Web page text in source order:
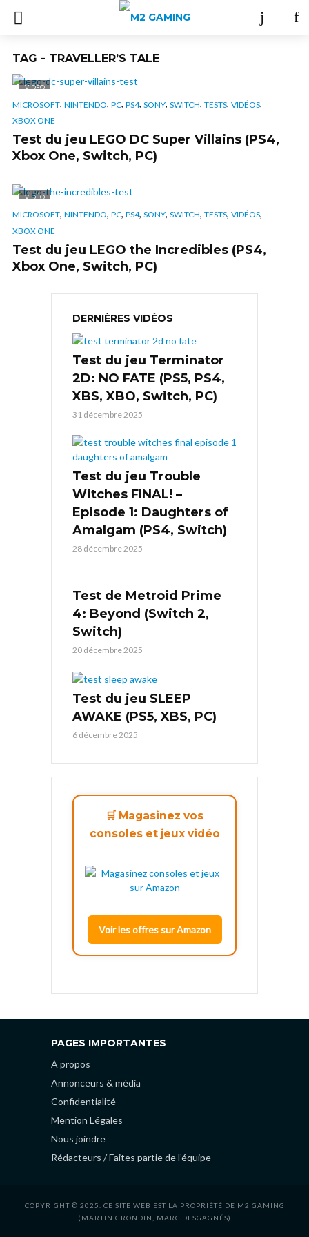
TAG - TRAVELLER’S TALE
VIDÉO
MICROSOFT, NINTENDO, PC, PS4, SONY, SWITCH, TESTS, VIDÉOS,
XBOX ONE
Test du jeu LEGO DC Super Villains (PS4,
Xbox One, Switch, PC)
VIDÉO
MICROSOFT, NINTENDO, PC, PS4, SONY, SWITCH, TESTS, VIDÉOS,
XBOX ONE
Test du jeu LEGO the Incredibles (PS4,
Xbox One, Switch, PC)
DERNIÈRES VIDÉOS
Test du jeu Terminator
2D: NO FATE (PS5, PS4,
XBS, XBO, Switch, PC)
31 décembre 2025
Test du jeu Trouble
Witches FINAL! –
Episode 1: Daughters of
Amalgam (PS4, Switch)
28 décembre 2025
Test de Metroid Prime
4: Beyond (Switch 2,
Switch)
20 décembre 2025
Test du jeu SLEEP
AWAKE (PS5, XBS, PC)
6 décembre 2025
🛒 Magasinez vos
consoles et jeux vidéo
Voir les offres sur Amazon
PAGES IMPORTANTES
À propos
Annonceurs & média
Confidentialité
Mention Légales
Nous joindre
Rédacteurs / Faites partie de l’équipe
COPYRIGHT © 2025. CE SITE WEB EST LA PROPRIÉTÉ DE M2 GAMING
(MARTIN GRONDIN, MARC DESGAGNÉS)